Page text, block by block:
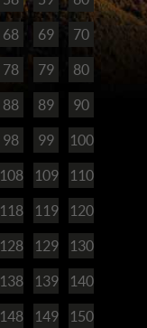
68 69 70
78 79 80
88 89 90
98 99 100
108 109 110
118 119 120
128 129 130
138 139 140
148 149 150